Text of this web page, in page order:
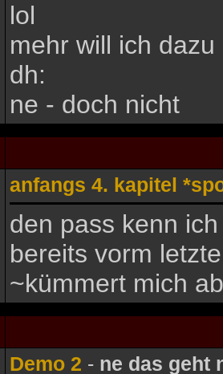
lol
mehr will ich
dh:
ne - doch nicht
anfangs 4. kapitel
den pass kenn
bereits vorm
~kümmert mich
Demo 2 - ne das geht